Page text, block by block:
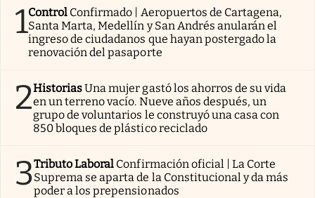
1Control Confirmado | Aeropuertos de Cartagena,
Santa Marta, Medellín y San Andrés anularán el
ingreso de ciudadanos que hayan postergado la
renovación del pasaporte
2HistoriasUna mujer gastó los ahorros de su vida
en un terreno vacío. Nueve años después, un
grupo de voluntarios le construyó una casa con
850 bloques de plástico reciclado
3Tributo Laboral Confirmación oficial | La Corte
Suprema se aparta de la Constitucional y da más
poder a los prepensionados